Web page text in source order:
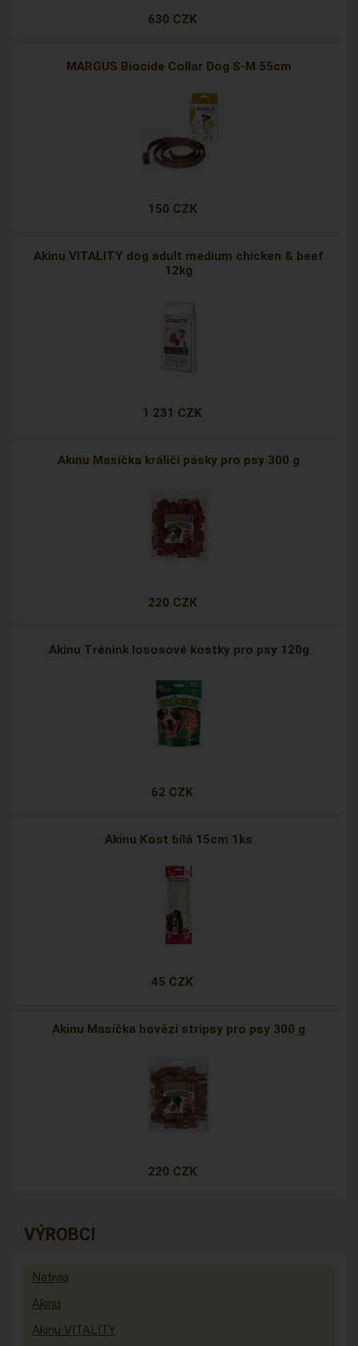
630 CZK
MARGUS Biocide Collar Dog S-M 55cm
150 CZK
Akinu VITALITY dog adult medium chicken & beef
12kg
1 231 CZK
Akinu Masíčka králičí pásky pro psy 300 g
220 CZK
Akinu Trénink lososové kostky pro psy 120g
62 CZK
Akinu Kost bílá 15cm 1ks
45 CZK
Akinu Masíčka hovězí stripsy pro psy 300 g
220 CZK
VÝROBCI
Nativia
Akinu
Akinu VITALITY